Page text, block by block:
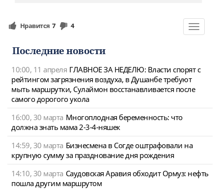
Toggle
Нравится 7 4
Последние новости
10:00, 11 апреля ГЛАВНОЕ ЗА НЕДЕЛЮ: Власти спорят с
рейтингом загрязнения воздуха, в Душанбе требуют
мыть маршрутки, Сулаймон восстанавливается после
самого дорогого укола
16:00, 30 марта Многоплодная беременность: что
должна знать мама 2-3-4-няшек
14:59, 30 марта Бизнесмена в Согде оштрафовали на
крупную сумму за празднование дня рождения
14:10, 30 марта Саудовская Аравия обходит Ормуз: нефть
пошла другим маршрутом